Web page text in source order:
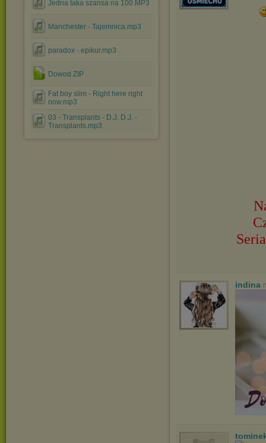
Jedna taka szansa na 100.MP3
Manchester - Tajemnica.mp3
paradox - epikur.mp3
Dowod.ZIP
Fat boy slim - Right here right
now.mp3
03 - Transplants - D.J. D.J. -
Transplants.mp3
indina